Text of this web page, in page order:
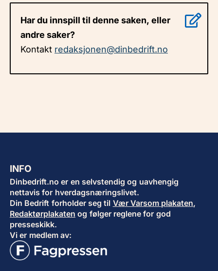
Har du innspill til denne saken, eller
andre saker?
Kontakt redaksjonen@dinbedrift.no
INFO
Dinbedrift.no er en selvstendig og uavhengig
nettavis for hverdagsnæringslivet.
Din Bedrift forholder seg til Vær Varsom plakaten,
Redaktørplakaten og følger reglene for god
presseskikk.
Vi er medlem av: